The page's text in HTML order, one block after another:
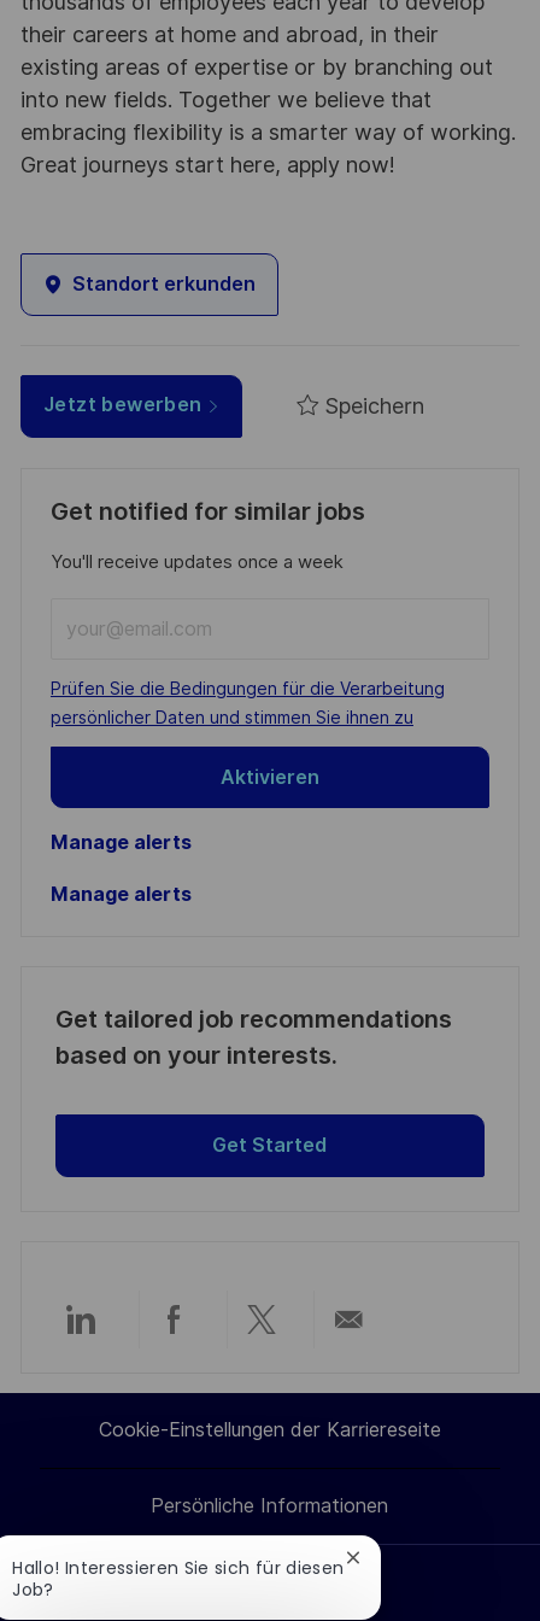
their careers at home and abroad, in their
existing areas of expertise or by branching out
into new fields. Together we believe that
embracing flexibility is a smarter way of working.
Great journeys start here, apply now!
Standort erkunden
Jetzt bewerben Speichern
Get notified for similar jobs
You'll receive updates once a week
Email
address
(Required)
Required
Prüfen Sie die Bedingungen für die Verarbeitung
persönlicher Daten und stimmen Sie ihnen zu
Aktivieren
Manage alerts
Manage alerts
Get tailored job recommendations
based on your interests.
Get Started
Über
LinkedIn
teilen
Über
Facebook
teilen
Über
Twitter
teilen
E-
Mail
teilen
Cookie-Einstellungen der Karriereseite
Persönliche Informationen
Hallo! Interessieren Sie sich für diesen
Job?
Chatbot-
schließen